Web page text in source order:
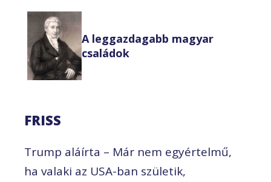
A leggazdagabb magyar
családok
FRISS
Trump aláírta – Már nem egyértelmű,
ha valaki az USA-ban születik,